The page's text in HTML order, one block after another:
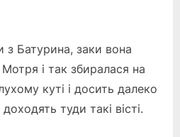
Батурина, заки вона
і так збиралася на
куті і досить далеко
туди такі вісті.